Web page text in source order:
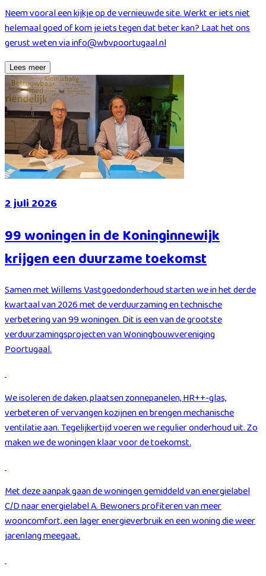
Neem vooral een kijkje op de vernieuwde site. Werkt er iets niet
helemaal goed of kom je iets tegen dat beter kan? Laat het ons
gerust weten via info@wbvpoortugaal.nl
Lees meer
2 juli 2026
99 woningen in de Koninginnewijk
krijgen een duurzame toekomst
Samen met Willems Vastgoedonderhoud starten we in het derde
kwartaal van 2026 met de verduurzaming en technische
verbetering van 99 woningen. Dit is een van de grootste
verduurzamingsprojecten van Woningbouwvereniging
Poortugaal.
We isoleren de daken, plaatsen zonnepanelen, HR++-glas,
verbeteren of vervangen kozijnen en brengen mechanische
ventilatie aan. Tegelijkertijd voeren we regulier onderhoud uit. Zo
maken we de woningen klaar voor de toekomst.
Met deze aanpak gaan de woningen gemiddeld van energielabel
C/D naar energielabel A. Bewoners profiteren van meer
wooncomfort, een lager energieverbruik en een woning die weer
jarenlang meegaat.